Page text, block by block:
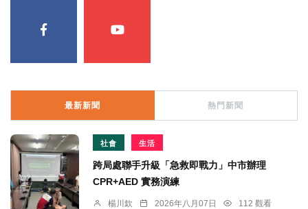
最新新聞 熱門新聞
社會 生活
跨局處聯手升級「急救即戰力」中市辦理
CPR+AED 實務演練
楊川欽 2026年八月07日
112 觀看